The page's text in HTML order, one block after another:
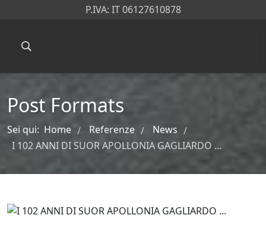
P.IVA: IT 06127610878
Post Formats
Sei qui: Home / Referenze / News /
I 102 ANNI DI SUOR APOLLONIA GAGLIARDO ...